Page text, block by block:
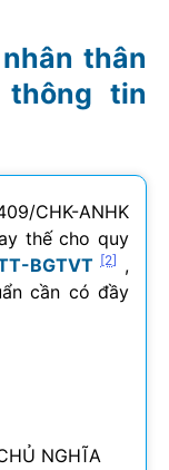
thân
tin
CHK-ANHK
thế cho quy
BGTVT [2] ,
cần có đầy
NGHĨA